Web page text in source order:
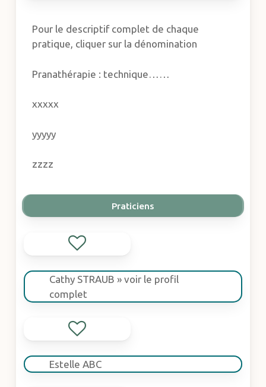
Pour le descriptif complet de chaque
pratique, cliquer sur la dénomination
Pranathérapie : technique……
xxxxx
yyyyy
zzzz
Praticiens
Cathy STRAUB » voir le profil
complet
Estelle ABC